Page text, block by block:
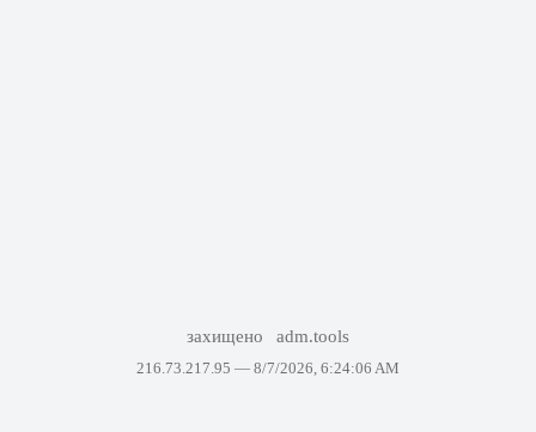
захищено adm.tools
216.73.217.95 — 8/7/2026, 6:24:06 AM